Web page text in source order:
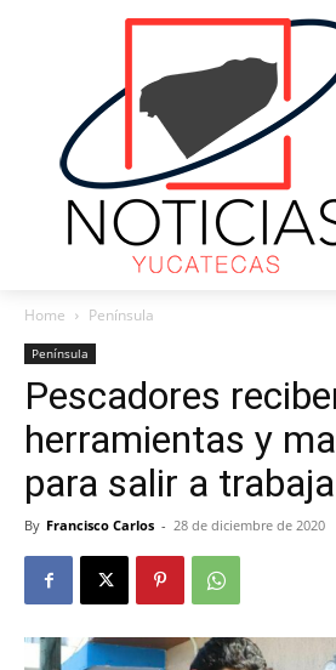
Home Península
Península
Pescadores
herramientas y
para salir a
By Francisco Carlos - 28 de diciembre de 2020